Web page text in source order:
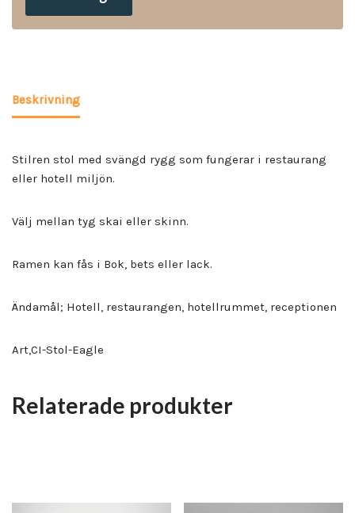
Beskrivning
Stilren stol med svängd rygg som fungerar i restaurang
eller hotell miljön.
Välj mellan tyg skai eller skinn.
Ramen kan fås i Bok, bets eller lack.
Ändamål; Hotell, restaurangen, hotellrummet, receptionen
Art,CI-Stol-Eagle
Relaterade produkter